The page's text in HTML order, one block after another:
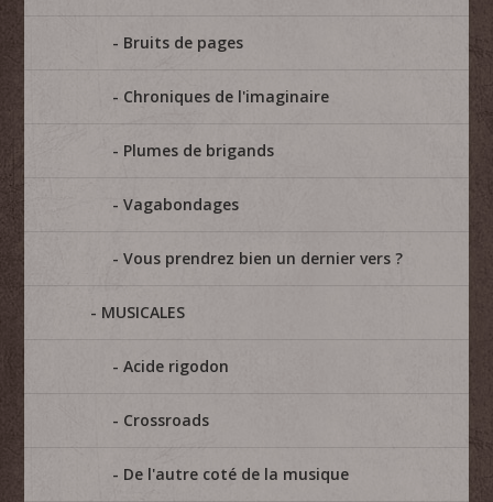
Bruits de pages
Chroniques de l'imaginaire
Plumes de brigands
Vagabondages
Vous prendrez bien un dernier vers ?
MUSICALES
Acide rigodon
Crossroads
De l'autre coté de la musique